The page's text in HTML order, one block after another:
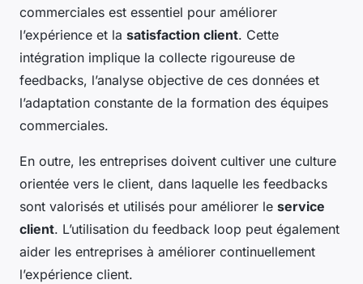
commerciales est essentiel pour améliorer
l’expérience et la satisfaction client. Cette
intégration implique la collecte rigoureuse de
feedbacks, l’analyse objective de ces données et
l’adaptation constante de la formation des équipes
commerciales.
En outre, les entreprises doivent cultiver une culture
orientée vers le client, dans laquelle les feedbacks
sont valorisés et utilisés pour améliorer le service
client. L’utilisation du feedback loop peut également
aider les entreprises à améliorer continuellement
l’expérience client.